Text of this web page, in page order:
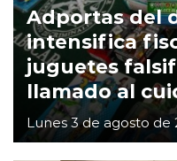
Adportas del
intensifica
juguetes
llamado al
Lunes 3 de agosto de